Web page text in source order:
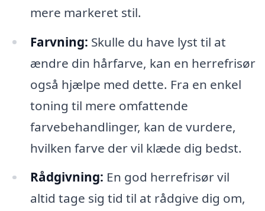
mere markeret stil.
Farvning: Skulle du have lyst til at
ændre din hårfarve, kan en herrefrisør
også hjælpe med dette. Fra en enkel
toning til mere omfattende
farvebehandlinger, kan de vurdere,
hvilken farve der vil klæde dig bedst.
Rådgivning: En god herrefrisør vil
altid tage sig tid til at rådgive dig om,